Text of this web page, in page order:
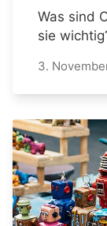
Was sind
sie
3.